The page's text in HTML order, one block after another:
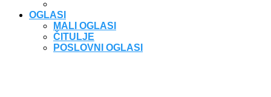
OGLASI
MALI OGLASI
ČITULJE
POSLOVNI OGLASI